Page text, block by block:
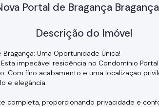
Portal de Bragança
Descrição do Imóvel
Uma Oportunidade Única!
impecável residência no Condomínio
Com fino acabamento e uma localização
e elegância.
completa, proporcionando privacidade e